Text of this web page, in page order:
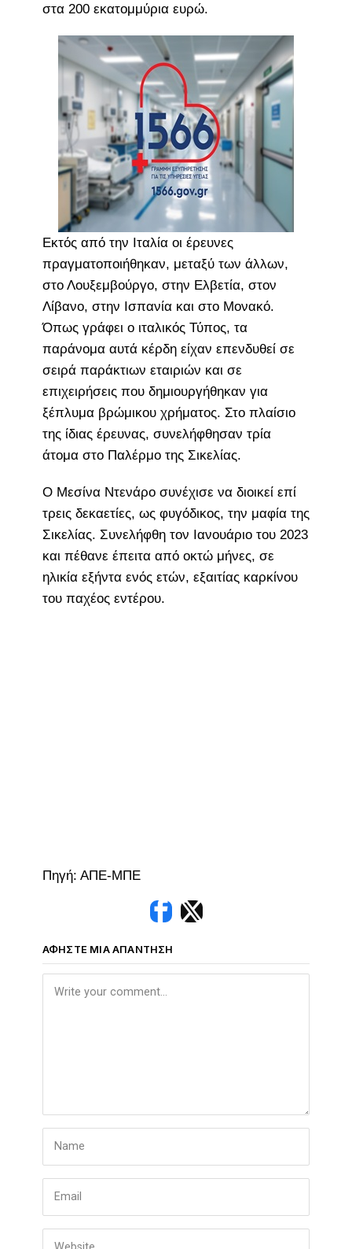
στα 200 εκατομμύρια ευρώ.
Εκτός από την Ιταλία οι έρευνες
πραγματοποιήθηκαν, μεταξύ των άλλων,
στο Λουξεμβούργο, στην Ελβετία, στον
Λίβανο, στην Ισπανία και στο Μονακό.
Όπως γράφει ο ιταλικός Τύπος, τα
παράνομα αυτά κέρδη είχαν επενδυθεί σε
σειρά παράκτιων εταιριών και σε
επιχειρήσεις που δημιουργήθηκαν για
ξέπλυμα βρώμικου χρήματος. Στο πλαίσιο
της ίδιας έρευνας, συνελήφθησαν τρία
άτομα στο Παλέρμο της Σικελίας.
Ο Μεσίνα Ντενάρο συνέχισε να διοικεί επί
τρεις δεκαετίες, ως φυγόδικος, την μαφία της
Σικελίας. Συνελήφθη τον Ιανουάριο του 2023
και πέθανε έπειτα από οκτώ μήνες, σε
ηλικία εξήντα ενός ετών, εξαιτίας καρκίνου
του παχέος εντέρου.
Πηγή: ΑΠΕ-ΜΠΕ
ΑΦΉΣΤΕ ΜΙΑ ΑΠΆΝΤΗΣΗ